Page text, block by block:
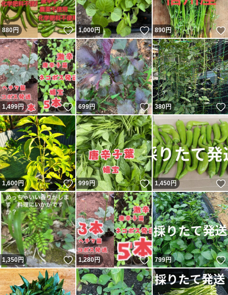
880円 いいね！
1,000円 いいね！
890円
1,499円 いいね！
699円 いいね！
380円
1,600円 いいね！
999円 いいね！
1,450円
1,350円 いいね！
1,280円 いいね！
799円